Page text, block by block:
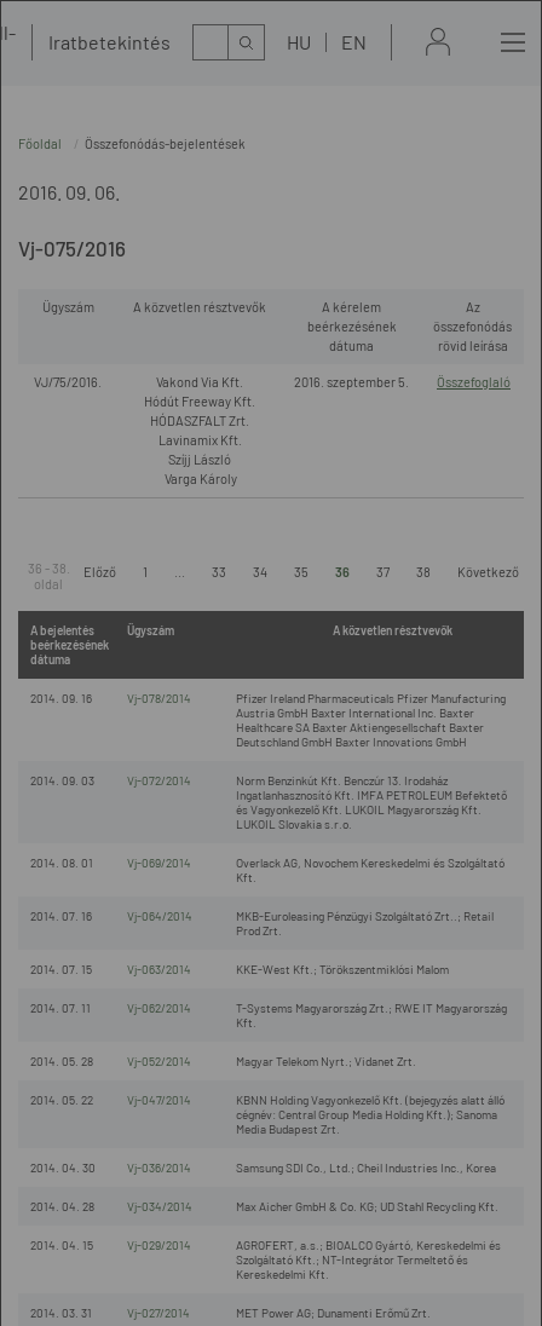
Iratbetekintés Kereső HU EN
Főoldal Összefonódás-bejelentések
2016. 09. 06.
Vj-075/2016
Ügyszám A közvetlen résztvevők
A kérelem
beérkezésének
dátuma
Az
összefonódás
rövid leírása
VJ/75/2016.
Vakond Via Kft.
Hódút Freeway Kft.
HÓDASZFALT Zrt.
Lavinamix Kft.
Szíjj László
Varga Károly
2016. szeptember 5. Összefoglaló
36 - 38.
oldal
Előző 1 33 34 35 36 37 38 Következő
A bejelentés
beérkezésének
dátuma
Ügyszám A közvetlen résztvevők
2014. 09. 16 Vj-078/2014
Pfizer Ireland Pharmaceuticals Pfizer Manufacturing
Austria GmbH Baxter International Inc. Baxter
Healthcare SA Baxter Aktiengesellschaft Baxter
Deutschland GmbH Baxter Innovations GmbH
2014. 09. 03 Vj-072/2014
Norm Benzinkút Kft. Benczúr 13. Irodaház
Ingatlanhasznosító Kft. IMFA PETROLEUM Befektető
és Vagyonkezelő Kft. LUKOIL Magyarország Kft.
LUKOIL Slovakia s.r.o.
2014. 08. 01 Vj-069/2014
Overlack AG, Novochem Kereskedelmi és Szolgáltató
Kft.
2014. 07. 16 Vj-064/2014
MKB-Euroleasing Pénzügyi Szolgáltató Zrt..; Retail
Prod Zrt.
2014. 07. 15 Vj-063/2014 KKE-West Kft.; Törökszentmiklósi Malom
2014. 07. 11 Vj-062/2014
T-Systems Magyarország Zrt.; RWE IT Magyarország
Kft.
2014. 05. 28 Vj-052/2014 Magyar Telekom Nyrt.; Vidanet Zrt.
2014. 05. 22 Vj-047/2014
KBNN Holding Vagyonkezelő Kft. (bejegyzés alatt álló
cégnév: Central Group Media Holding Kft.); Sanoma
Media Budapest Zrt.
2014. 04. 30 Vj-036/2014 Samsung SDI Co., Ltd.; Cheil Industries Inc., Korea
2014. 04. 28 Vj-034/2014 Max Aicher GmbH & Co. KG; UD Stahl Recycling Kft.
2014. 04. 15 Vj-029/2014
AGROFERT, a.s.; BIOALCO Gyártó, Kereskedelmi és
Szolgáltató Kft.; NT-Integrátor Termeltető és
Kereskedelmi Kft.
2014. 03. 31 Vj-027/2014 MET Power AG; Dunamenti Erőmű Zrt.